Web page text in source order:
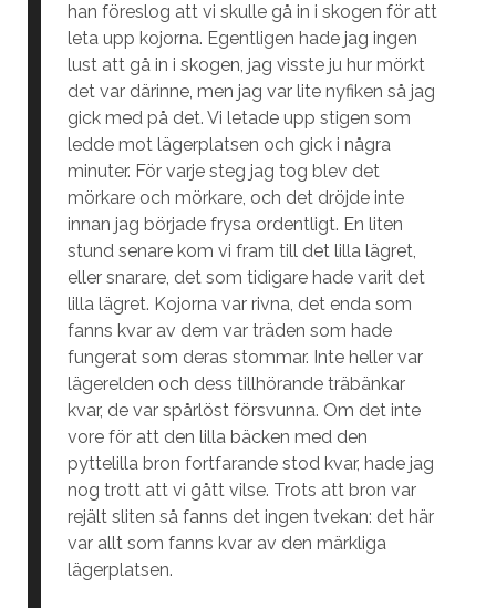
han föreslog att vi skulle gå in i skogen för att
leta upp kojorna. Egentligen hade jag ingen
lust att gå in i skogen, jag visste ju hur mörkt
det var därinne, men jag var lite nyfiken så jag
gick med på det. Vi letade upp stigen som
ledde mot lägerplatsen och gick i några
minuter. För varje steg jag tog blev det
mörkare och mörkare, och det dröjde inte
innan jag började frysa ordentligt. En liten
stund senare kom vi fram till det lilla lägret,
eller snarare, det som tidigare hade varit det
lilla lägret. Kojorna var rivna, det enda som
fanns kvar av dem var träden som hade
fungerat som deras stommar. Inte heller var
lägerelden och dess tillhörande träbänkar
kvar, de var spårlöst försvunna. Om det inte
vore för att den lilla bäcken med den
pyttelilla bron fortfarande stod kvar, hade jag
nog trott att vi gått vilse. Trots att bron var
rejält sliten så fanns det ingen tvekan: det här
var allt som fanns kvar av den märkliga
lägerplatsen.